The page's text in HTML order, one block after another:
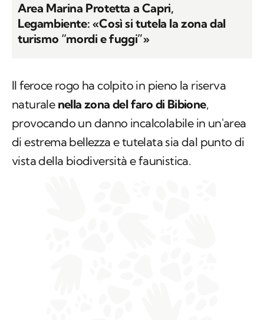
Area Marina Protetta a Capri,
Legambiente: «Così si tutela la zona dal
turismo “mordi e fuggi”»
Il feroce rogo ha colpito in pieno la riserva
naturalenella zona del faro di Bibione,
provocando un danno incalcolabile in un'area
di estrema bellezza e tutelata sia dal punto di
vista della biodiversità e faunistica.